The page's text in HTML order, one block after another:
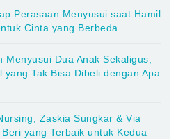
Perasaan Menyusui saat Hamil
Cinta yang Berbeda
Menyusui Dua Anak Sekaligus,
yang Tak Bisa Dibeli dengan Apa
Zaskia Sungkar & Via
yang Terbaik untuk Kedua